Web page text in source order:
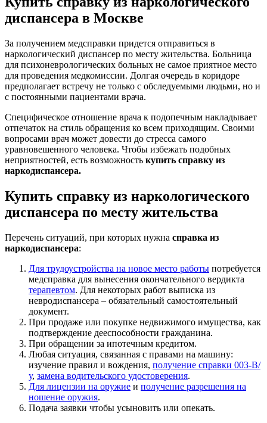
диспансера в Москве
За получением медсправки придется отправиться в
наркологический диспансер по месту жительства. Больница
для психоневрологических больных не самое приятное место
для проведения медкомиссии. Долгая очередь в коридоре
предполагает встречу не только с обследуемыми людьми, но и
с постоянными пациентами врача.
Специфическое отношение врача к подопечным накладывает
отпечаток на стиль обращения ко всем приходящим. Своими
вопросами врач может довести до стресса самого
уравновешенного человека. Чтобы избежать подобных
неприятностей, есть возможность купить справку из
наркодиспансера.
Купить справку из наркологического
диспансера по месту жительства
Перечень ситуаций, при которых нужна справка из
наркодиспансера:
Для трудоустройства на новое место работы потребуется
медсправка для вынесения окончательного вердикта
терапевтом. Для некоторых работ выписка из
невродиспансера – обязательный самостоятельный
документ.
При продаже или покупке недвижимого имущества, как
подтверждение дееспособности гражданина.
При обращении за ипотечным кредитом.
Любая ситуация, связанная с правами на машину:
изучение правил и вождения, получение справки 003-В/
у, замена водительского удостоверения.
Для лицензии на оружие и получение разрешения на
ношение оружия.
Подача заявки чтобы усыновить или опекать.